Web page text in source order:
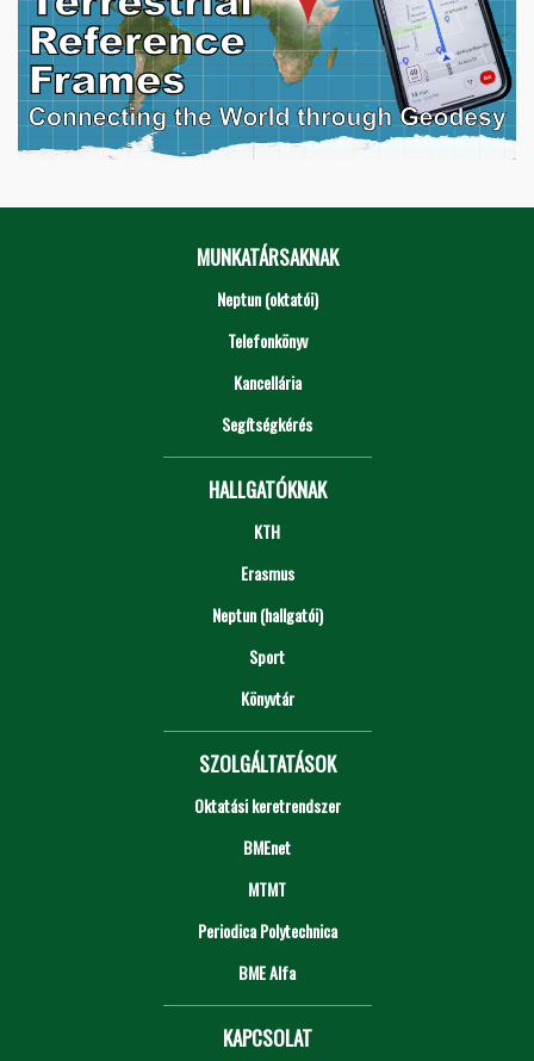
MUNKATÁRSAKNAK
Neptun (oktatói)
Telefonkönyv
Kancellária
Segítségkérés
HALLGATÓKNAK
KTH
Erasmus
Neptun (hallgatói)
Sport
Könyvtár
SZOLGÁLTATÁSOK
Oktatási keretrendszer
BMEnet
MTMT
Periodica Polytechnica
BME Alfa
KAPCSOLAT